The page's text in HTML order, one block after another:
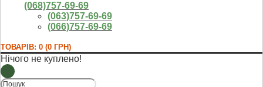
(068)757-69-69
(063)757-69-69
(066)757-69-69
ТОВАРІВ: 0 (0 ГРН)
Нічого не куплено!